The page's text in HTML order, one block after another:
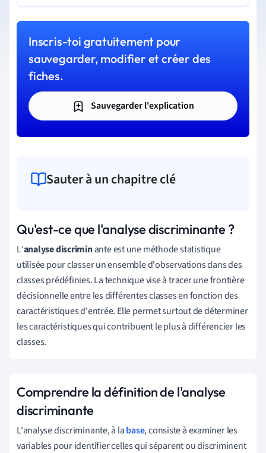
Inscris-toi gratuitement pour
sauvegarder, modifier et créer des
fiches.
Sauvegarder l'explication
Sauter à un chapitre clé
Qu'est-ce que l'analyse discriminante ?
L'analyse discriminante est une méthode statistique
utilisée pour classer un ensemble d'observations dans des
classes prédéfinies. La technique vise à tracer une frontière
décisionnelle entre les différentes classes en fonction des
caractéristiques d'entrée. Elle permet surtout de déterminer
les caractéristiques qui contribuent le plus à différencier les
classes.
Comprendre la définition de l'analyse
discriminante
L'analyse discriminante, à labase, consiste à examiner les
variables pour identifier celles qui séparent ou discriminent